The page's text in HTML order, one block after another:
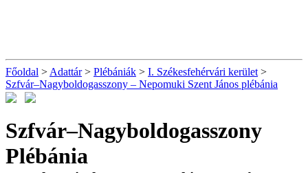
Főoldal > Adattár> Plébániák > I. Székesfehérvári kerület >
Szfvár–Nagyboldogasszony – Nepomuki Szent János plébánia
Szfvár–Nagyboldogasszony
Plébánia